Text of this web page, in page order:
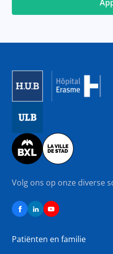
Image
Volg ons op onze diverse
Patiënten en familie